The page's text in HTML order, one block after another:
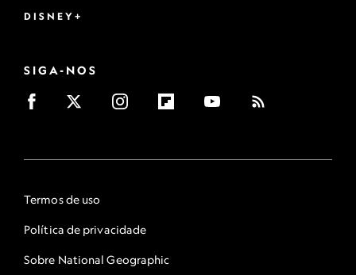
DISNEY+
SIGA-NOS
Termos de uso
Política de privacidade
Sobre National Geographic